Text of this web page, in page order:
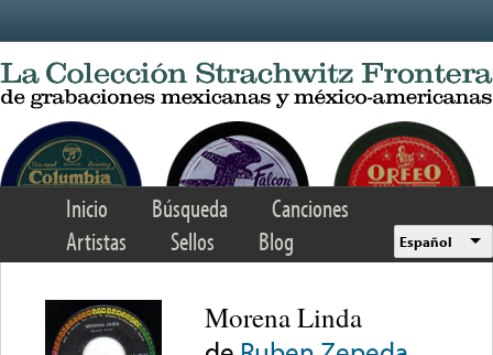
Inicio Búsqueda
Canciones
Artistas
Sellos Blog Español
Morena Linda